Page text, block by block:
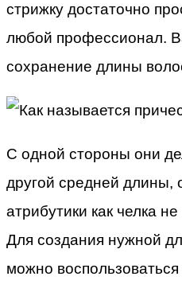
стрижку достаточно
любой профессионал.
сохранение длины
С одной стороны они
другой средней длины,
атрибутики как челка
Для создания нужной
можно